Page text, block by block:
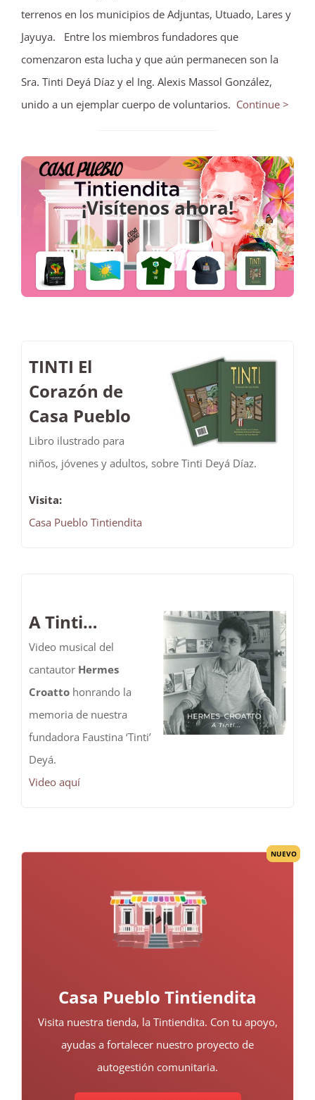
terrenos en los municipios de Adjuntas, Utuado, Lares y
Jayuya. Entre los miembros fundadores que
comenzaron esta lucha y que aún permanecen son la
Sra. Tinti Deyá Díaz y el Ing. Alexis Massol González,
unido a un ejemplar cuerpo de voluntarios. Continue >
Café Madre Isla
De venta ahora.
CÓMPRALO AQUÍ
TINTI El
Corazón de
Casa Pueblo
Libro ilustrado para
niños, jóvenes y adultos, sobre Tinti Deyá Díaz.
Visita:
Casa Pueblo Tintiendita
A Tinti…
Video musical del
cantautor Hermes
Croatto honrando la
memoria de nuestra
fundadora Faustina ‘Tinti’
Deyá.
Video aquí
NUEVO
Casa Pueblo Tintiendita
Visita nuestra tienda, la Tintiendita. Con tu apoyo,
ayudas a fortalecer nuestro proyecto de
autogestión comunitaria.